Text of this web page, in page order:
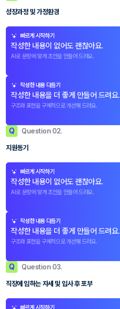
성장과정 및 가정환경
빠르게 시작하기
작성한 내용이 없어도 괜찮아요.
AI로 문항에 맞게 초안을 만들어 드려요.
작성한 내용 다듬기
작성한 내용을 더 좋게 만들어 드려요.
구조와 표현을 구체적으로 개선해 드려요.
Q Question 02.
지원동기
빠르게 시작하기
작성한 내용이 없어도 괜찮아요.
AI로 문항에 맞게 초안을 만들어 드려요.
작성한 내용 다듬기
작성한 내용을 더 좋게 만들어 드려요.
구조와 표현을 구체적으로 개선해 드려요.
Q Question 03.
직장에 임하는 자세 및 입사 후 포부
빠르게 시작하기